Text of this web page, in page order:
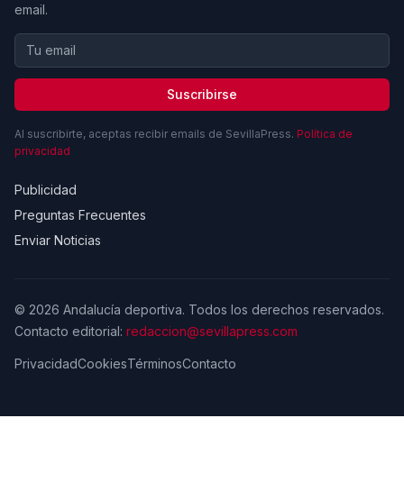
email.
Suscribirse
Al suscribirte, aceptas recibir emails de SevillaPress. Política de
privacidad
Publicidad
Preguntas Frecuentes
Enviar Noticias
© 2026 Andalucía deportiva. Todos los derechos reservados.
Contacto editorial: redaccion@sevillapress.com
PrivacidadCookiesTérminosContacto